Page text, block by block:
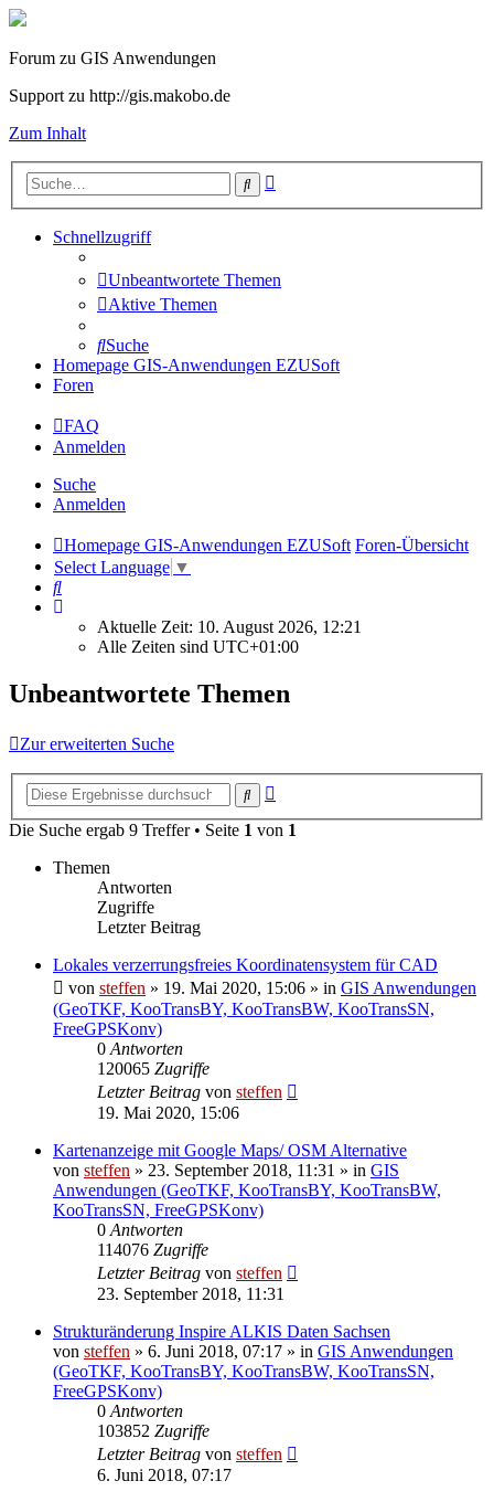
Forum zu GIS Anwendungen
Support zu http://gis.makobo.de
Zum Inhalt
Suche
Schnellzugriff
Unbeantwortete Themen
Aktive Themen
Suche
Homepage GIS-Anwendungen EZUSoft
Foren
FAQ
Anmelden
Suche
Anmelden
Homepage GIS-Anwendungen EZUSoft Foren-Übersicht
Select Language ▼
Suche
Aktuelle Zeit: 10. August 2026, 12:21
Alle Zeiten sind UTC+01:00
Unbeantwortete Themen
Zur erweiterten Suche
Suche
Die Suche ergab 9 Treffer • Seite 1 von 1
Themen
Antworten
Zugriffe
Letzter Beitrag
Lokales verzerrungsfreies Koordinatensystem für CAD
von steffen » 19. Mai 2020, 15:06 » in GIS Anwendungen
(GeoTKF, KooTransBY, KooTransBW, KooTransSN,
FreeGPSKonv)
0 Antworten
120065 Zugriffe
Letzter Beitrag von steffen
19. Mai 2020, 15:06
Kartenanzeige mit Google Maps/ OSM Alternative
von steffen » 23. September 2018, 11:31 » in GIS
Anwendungen (GeoTKF, KooTransBY, KooTransBW,
KooTransSN, FreeGPSKonv)
0 Antworten
114076 Zugriffe
Letzter Beitrag von steffen
23. September 2018, 11:31
Strukturänderung Inspire ALKIS Daten Sachsen
von steffen » 6. Juni 2018, 07:17 » in GIS Anwendungen
(GeoTKF, KooTransBY, KooTransBW, KooTransSN,
FreeGPSKonv)
0 Antworten
103852 Zugriffe
Letzter Beitrag von steffen
6. Juni 2018, 07:17